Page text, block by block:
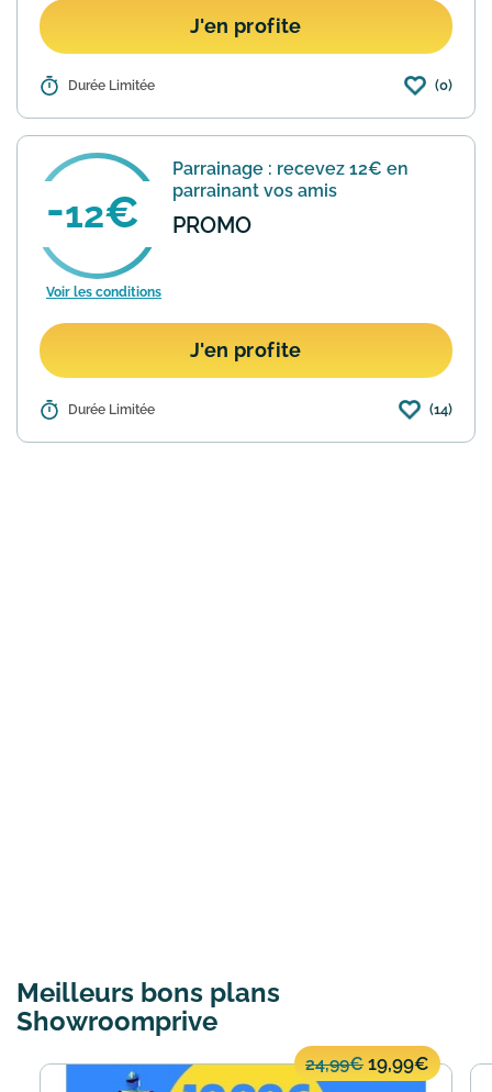
J'en profite
Détails : Dès la première commande de votre
supplémentaire d’une valeur unitaire de
10 €, à valoir sur le site
www.showroomprive.com ou l’appli...
savoir plus
Durée Limitée (0)
12
Parrainage : recevez 12€ en
parrainant vos amis
PROMO
Voir les conditions
J'en profite
Détails : Bon plan pour gagner des bons d'achat
Durée Limitée (14)
Meilleurs bons plans
Showroomprive
24,99€ 19,99€